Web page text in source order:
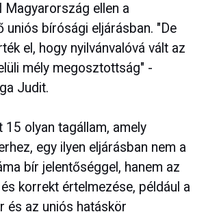
Magyarország ellen a
uniós bírósági eljárásban. "De
el, hogy nyilvánvalóvá vált az
mély megosztottság" -
Judit.
15 olyan tagállam, amely
egy ilyen eljárásban nem a
bír jelentőséggel, hanem az
korrekt értelmezése, például a
és az uniós hatáskör